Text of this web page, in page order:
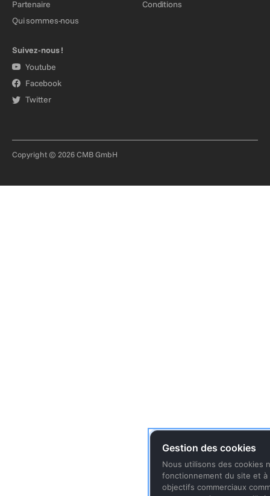
Partenaire
Qui sommes-nous
Conditions
Suivez-nous !
Youtube
Facebook
Twitter
Copyright © 2026 CMB GmbH
Gestion des cookies
Nous utilisons des cookies
fonctionnement du site et à
objectifs commerciaux